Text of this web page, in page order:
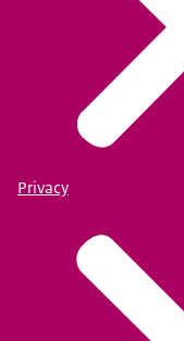
Privacy